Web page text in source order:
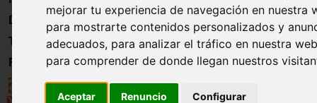
mejorar tu experiencia de navegación en nuestra
para mostrarte contenidos personalizados y
adecuados, para analizar el tráfico en nuestra
para comprender de donde llegan nuestros
Aceptar Renuncio Configurar
Directorio
Trabajo
Registro